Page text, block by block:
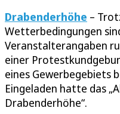
Drabenderhöhe –
Wetterbedingungen
Veranstalterangaben
einer
eines Gewerbegebiets
Eingeladen hatte das
Drabenderhöhe“.